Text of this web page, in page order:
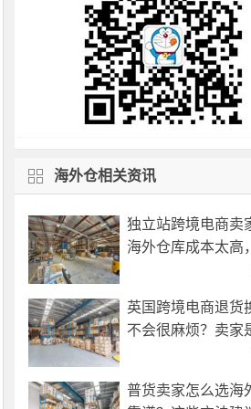
海外仓相关资讯
独立站跨境电商卖
海外仓库成本太高
如直接找第三方自
英国跨境电商退货
不会很麻烦？卖家
国内还是在海外直
普货卖家怎么选海